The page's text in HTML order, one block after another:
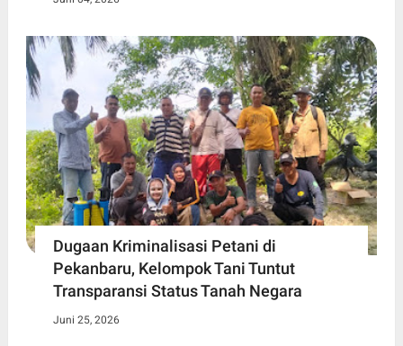
Dugaan Kriminalisasi Petani di
Pekanbaru, Kelompok Tani Tuntut
Transparansi Status Tanah Negara
Juni 25, 2026